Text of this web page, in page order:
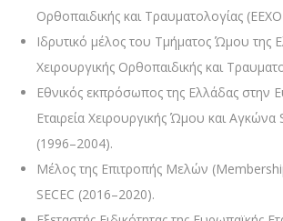
Ορθοπαιδικής και Τραυματολογίας
Ιδρυτικό μέλος του Τμήματος Ώμου της
Χειρουργικής Ορθοπαιδικής και
Εθνικός εκπρόσωπος της Ελλάδας στην
Εταιρεία Χειρουργικής Ώμου και Αγκώνα
(1996–2004).
Μέλος της Επιτροπής Μελών
SECEC (2016–2020).